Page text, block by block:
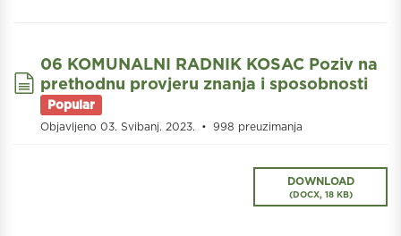
document
06 KOMUNALNI RADNIK KOSAC Poziv na
prethodnu provjeru znanja i sposobnosti
Popular
Objavljeno 03. Svibanj. 2023. 998 preuzimanja
DOWNLOAD
(DOCX, 18 KB)